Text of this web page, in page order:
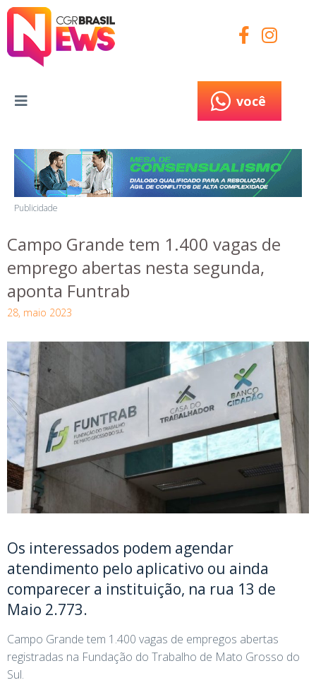
você
Publicidade
Campo Grande tem 1.400 vagas de
emprego abertas nesta segunda,
aponta Funtrab
28, maio 2023
Os interessados podem agendar
atendimento pelo aplicativo ou ainda
comparecer a instituição, na rua 13 de
Maio 2.773.
Campo Grande tem 1.400 vagas de empregos abertas
registradas na Fundação do Trabalho de Mato Grosso do
Sul.